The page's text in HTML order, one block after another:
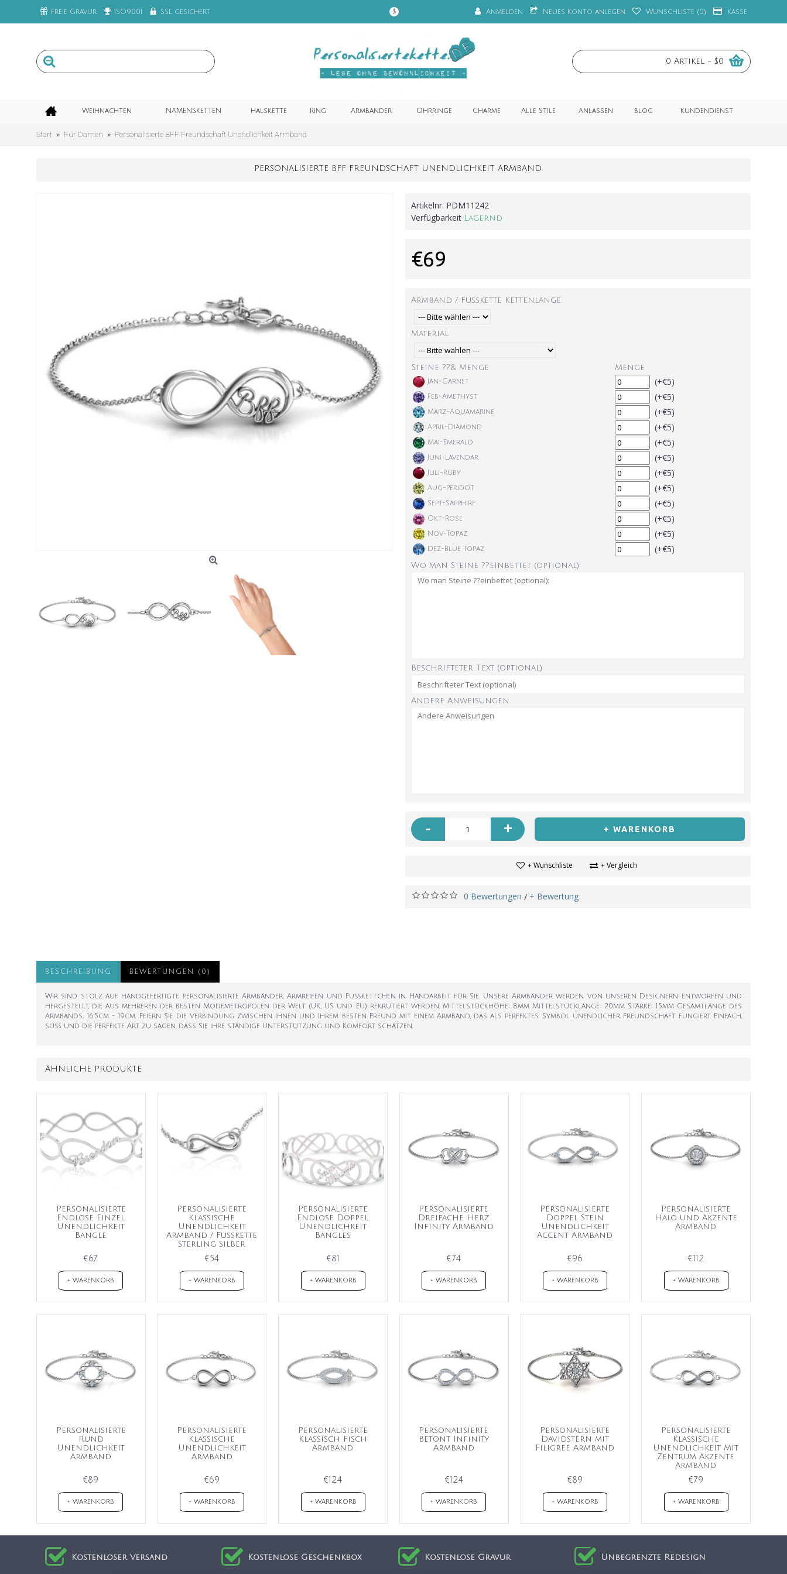
Freie Gravur ISO9001 SSL gesichert $ Anmelden Neues Konto anlegen Wunschliste (0) Kasse
0 Artikel - $0
Weihnachten NAMENSKETTEN Halskette Ring Armbänder Ohrringe Charme Alle Stile Anlässen blog Kundendienst
Start Für Damen Personalisierte BFF Freundschaft Unendlichkeit Armband
PERSONALISIERTE BFF FREUNDSCHAFT UNENDLICHKEIT ARMBAND
Artikelnr. PDM11242
Verfügbarkeit Lagernd
€69
Armband / Fußkette Kettenlänge
Material
Steine ??& Menge Menge
Jan-Garnet (+€5)
Feb-Amethyst (+€5)
März-Aquamarine (+€5)
April-Diamond (+€5)
Mai-Emerald (+€5)
Juni-Lavendar (+€5)
Juli-Ruby (+€5)
Aug-Peridot (+€5)
Sept-Sapphire (+€5)
Okt-Rose (+€5)
Nov-Topaz (+€5)
Dez-Blue Topaz (+€5)
Wo man Steine ??einbettet (optional):
Beschrifteter Text (optional)
Andere Anweisungen
- + + WARENKORB
+ Wunschliste + Vergleich
0 Bewertungen / + Bewertung
BESCHREIBUNG BEWERTUNGEN (0)
Wir sind stolz auf handgefertigte personalisierte Armbänder, Armreifen und Fußkettchen in Handarbeit für Sie. Unsere Armbänder werden von unseren Designern entworfen und
hergestellt, die aus mehreren der besten Modemetropolen der Welt (UK, US und EU) rekrutiert werden. Mittelstückhöhe: 8mm Mittelstücklänge: 20mm Stärke: 1.5mm Gesamtlänge des
Armbands: 16.5cm - 19cm. Feiern Sie die Verbindung zwischen Ihnen und Ihrem besten Freund mit einem Armband, das als perfektes Symbol unendlicher Freundschaft fungiert. Einfach,
süß und die perfekte Art zu sagen, dass Sie ihre ständige Unterstützung und Komfort schätzen.
ÄHNLICHE PRODUKTE
Personalisierte
Endlose Einzel
Unendlichkeit
Bangle
€67
+ WARENKORB
Personalisierte
Klassische
Unendlichkeit
Armband / Fußkette
Sterling Silber
€54
+ WARENKORB
Personalisierte
Endlose Doppel
Unendlichkeit
Bangles
€81
+ WARENKORB
Personalisierte
Dreifache Herz
Infinity Armband
€74
+ WARENKORB
Personalisierte
Doppel Stein
Unendlichkeit
Accent Armband
€96
+ WARENKORB
Personalisierte
Halo und Akzente
Armband
€112
+ WARENKORB
Personalisierte
Rund
Unendlichkeit
Armband
€89
+ WARENKORB
Personalisierte
Klassische
Unendlichkeit
Armband
€69
+ WARENKORB
Personalisierte
Klassisch Fisch
Armband
€124
+ WARENKORB
Personalisierte
Betont Infinity
Armband
€124
+ WARENKORB
Personalisierte
Davidstern mit
Filigree Armband
€89
+ WARENKORB
Personalisierte
Klassische
Unendlichkeit Mit
Zentrum Akzente
Armband
€79
+ WARENKORB
Kostenloser Versand Kostenlose Geschenkbox Kostenlose Gravur Unbegrenzte Redesign